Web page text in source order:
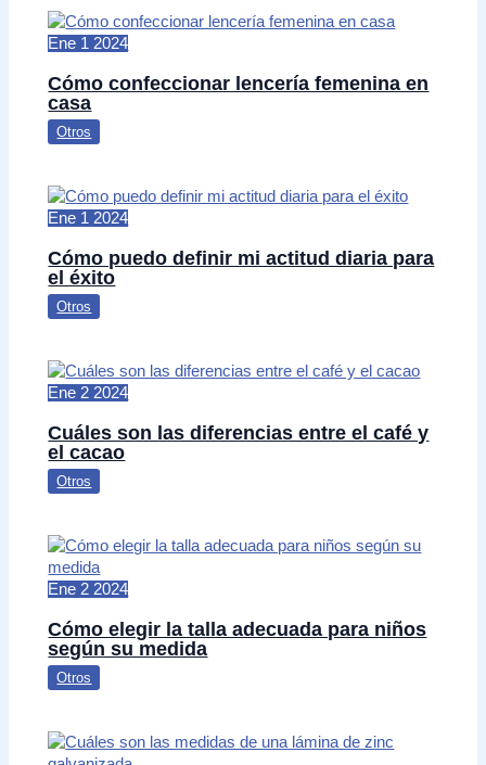
Ene 1 2024
Cómo confeccionar lencería femenina en
casa
Otros
Ene 1 2024
Cómo puedo definir mi actitud diaria para
el éxito
Otros
Ene 2 2024
Cuáles son las diferencias entre el café y
el cacao
Otros
Ene 2 2024
Cómo elegir la talla adecuada para niños
según su medida
Otros